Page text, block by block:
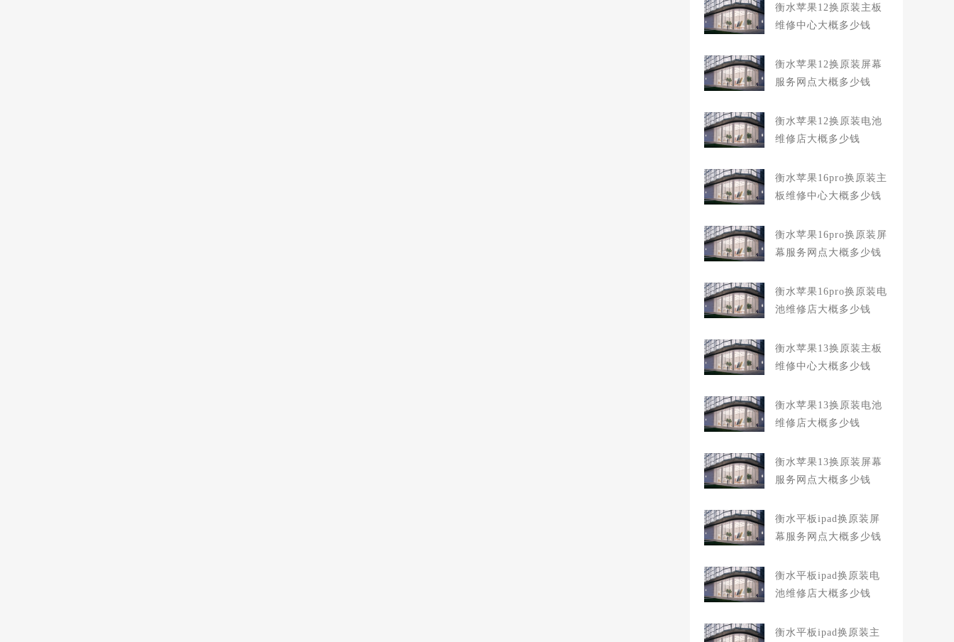
衡水苹果12换原装主板
维修中心大概多少钱
衡水苹果12换原装屏幕
服务网点大概多少钱
衡水苹果12换原装电池
维修店大概多少钱
衡水苹果16pro换原装主
板维修中心大概多少钱
衡水苹果16pro换原装屏
幕服务网点大概多少钱
衡水苹果16pro换原装电
池维修店大概多少钱
衡水苹果13换原装主板
维修中心大概多少钱
衡水苹果13换原装电池
维修店大概多少钱
衡水苹果13换原装屏幕
服务网点大概多少钱
衡水平板ipad换原装屏
幕服务网点大概多少钱
衡水平板ipad换原装电
池维修店大概多少钱
衡水平板ipad换原装主